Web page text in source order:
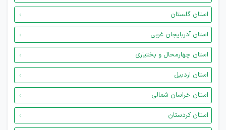
استان گلستان
استان آذربایجان غربی
استان چهارمحال و بختیاری
استان اردبیل
استان خراسان شمالی
استان کردستان